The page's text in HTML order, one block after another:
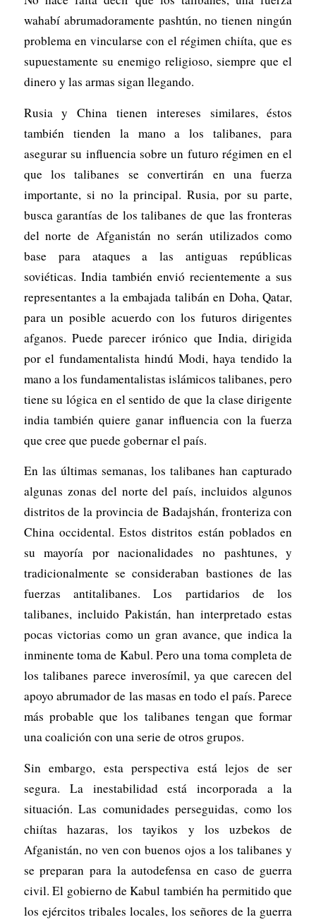
wahabí abrumadoramente pashtún, no tienen ningún
problema en vincularse con el régimen chiíta, que es
supuestamente su enemigo religioso, siempre que el
dinero y las armas sigan llegando.
Rusia y China tienen intereses similares, éstos
también tienden la mano a los talibanes, para
asegurar su influencia sobre un futuro régimen en el
que los talibanes se convertirán en una fuerza
importante, si no la principal. Rusia, por su parte,
busca garantías de los talibanes de que las fronteras
del norte de Afganistán no serán utilizados como
base para ataques a las antiguas repúblicas
soviéticas. India también envió recientemente a sus
representantes a la embajada talibán en Doha, Qatar,
para un posible acuerdo con los futuros dirigentes
afganos. Puede parecer irónico que India, dirigida
por el fundamentalista hindú Modi, haya tendido la
mano a los fundamentalistas islámicos talibanes, pero
tiene su lógica en el sentido de que la clase dirigente
india también quiere ganar influencia con la fuerza
que cree que puede gobernar el país.
En las últimas semanas, los talibanes han capturado
algunas zonas del norte del país, incluidos algunos
distritos de la provincia de Badajshán, fronteriza con
China occidental. Estos distritos están poblados en
su mayoría por nacionalidades no pashtunes, y
tradicionalmente se consideraban bastiones de las
fuerzas antitalibanes. Los partidarios de los
talibanes, incluido Pakistán, han interpretado estas
pocas victorias como un gran avance, que indica la
inminente toma de Kabul. Pero una toma completa de
los talibanes parece inverosímil, ya que carecen del
apoyo abrumador de las masas en todo el país. Parece
más probable que los talibanes tengan que formar
una coalición con una serie de otros grupos.
Sin embargo, esta perspectiva está lejos de ser
segura. La inestabilidad está incorporada a la
situación. Las comunidades perseguidas, como los
chiítas hazaras, los tayikos y los uzbekos de
Afganistán, no ven con buenos ojos a los talibanes y
se preparan para la autodefensa en caso de guerra
civil. El gobierno de Kabul también ha permitido que
los ejércitos tribales locales, los señores de la guerra